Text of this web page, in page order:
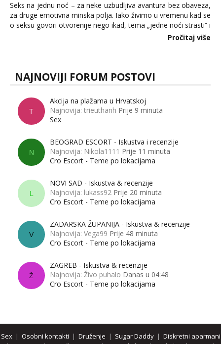
Seks na jednu noć – za neke uzbudljiva avantura bez obaveza,
za druge emotivna minska polja. Iako živimo u vremenu kad se
o seksu govori otvorenije nego ikad, tema „jedne noći strasti“ i
dalje izaziva burne rasprave. Što zapravo misle žene, a što
Pročitaj više
NAJNOVIJI FORUM POSTOVI
T
Akcija na plažama u Hrvatskoj
Najnovija: trieuthanh Prije 9 minuta
Sex
N
BEOGRAD ESCORT - Iskustva i recenzije
Najnovija: Nikola1111 Prije 11 minuta
Cro Escort - Teme po lokacijama
L
NOVI SAD - Iskustva & recenzije
Najnovija: lukass92 Prije 20 minuta
Cro Escort - Teme po lokacijama
V
ZADARSKA ŽUPANIJA - Iskustva & recenzije
Najnovija: Vega99 Prije 48 minuta
Cro Escort - Teme po lokacijama
Ž
ZAGREB - Iskustva & recenzije
Najnovija: Živo puhalo Danas u 04:48
Cro Escort - Teme po lokacijama
Sex| Osobni kontakti | Druženje | Sugar Daddy| Diskretni aparmani